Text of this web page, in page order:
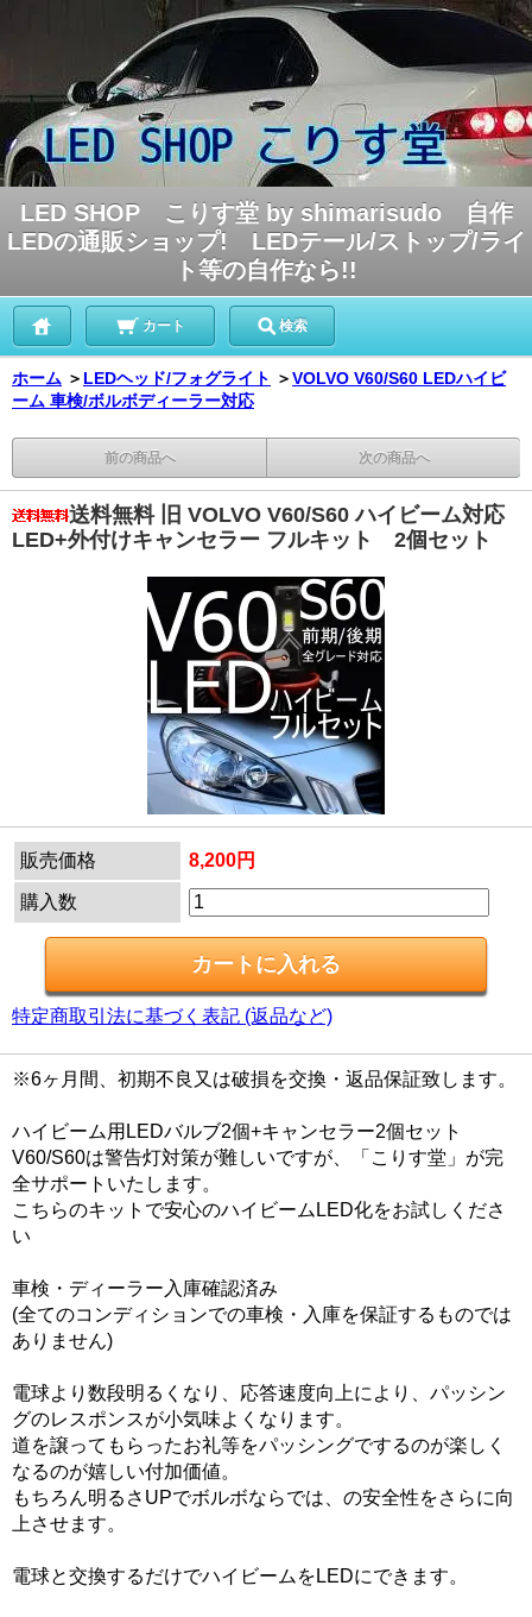
LED SHOP こりす堂 by shimarisudo 自作
LEDの通販ショップ! LEDテール/ストップ/ライ
ト等の自作なら!!
カート 検索
ホーム ＞ LEDヘッド/フォグライト ＞VOLVO V60/S60 LEDハイビ
ーム 車検/ボルボディーラー対応
前の商品へ 次の商品へ
送料無料 旧 VOLVO V60/S60 ハイビーム対応
LED+外付けキャンセラー フルキット 2個セット
販売価格 8,200円
購入数
特定商取引法に基づく表記 (返品など)
※6ヶ月間、初期不良又は破損を交換・返品保証致します。
ハイビーム用LEDバルブ2個+キャンセラー2個セット
V60/S60は警告灯対策が難しいですが、「こりす堂」が完
全サポートいたします。
こちらのキットで安心のハイビームLED化をお試しくださ
い
車検・ディーラー入庫確認済み
(全てのコンディションでの車検・入庫を保証するものでは
ありません)
電球より数段明るくなり、応答速度向上により、パッシン
グのレスポンスが小気味よくなります。
道を譲ってもらったお礼等をパッシングでするのが楽しく
なるのが嬉しい付加価値。
もちろん明るさUPでボルボならでは、の安全性をさらに向
上させます。
電球と交換するだけでハイビームをLEDにできます。